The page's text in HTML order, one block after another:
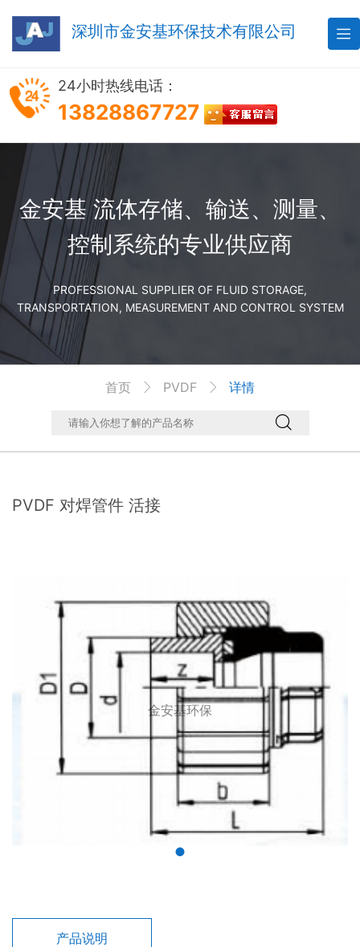
深圳市金安基环保技术有限公司 
24小时热线电话：
13828867727
金安基 流体存储、输送、测量、
控制系统的专业供应商
PROFESSIONAL SUPPLIER OF FLUID STORAGE,
TRANSPORTATION, MEASUREMENT AND CONTROL SYSTEM
首页  PVDF  详情

PVDF 对焊管件 活接
金安基环保
产品说明